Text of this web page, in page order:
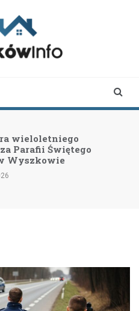
wieloletniego
Parafii Świętego
Wyszkowie